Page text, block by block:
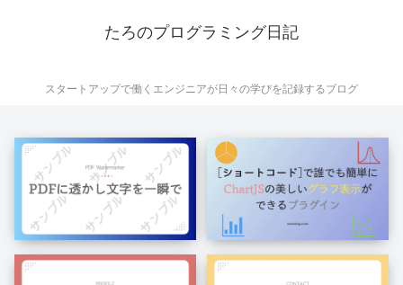
たろのプログラミング日記
スタートアップで働くエンジニアが日々の学びを記録するブログ